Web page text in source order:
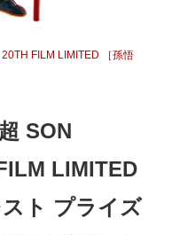
FILM LIMITED ［孫悟
SON
LIMITED
スト プライズ